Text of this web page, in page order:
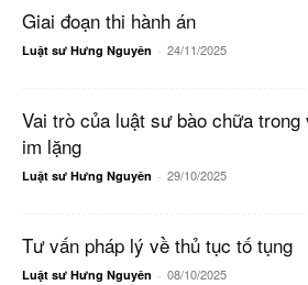
Giai đoạn thi hành án
Luật sư Hưng Nguyên - 24/11/2025
Vai trò của luật sư bào chữa
im lặng
Luật sư Hưng Nguyên - 29/10/2025
Tư vấn pháp lý về thủ tục tố tụng
Luật sư Hưng Nguyên - 08/10/2025